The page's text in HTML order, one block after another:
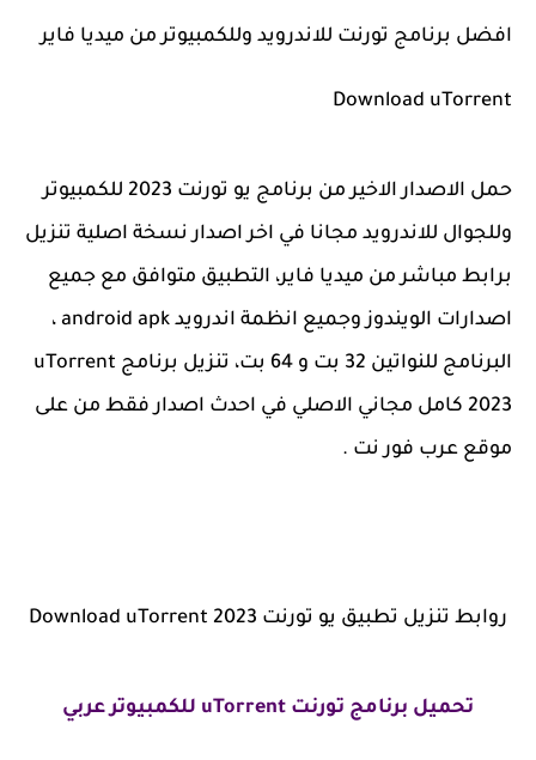
افضل برنامج تورنت للاندرويد وللكمبيوتر من ميديا فاير
Download uTorrent
حمل الاصدار الاخير من برنامج يو تورنت 2023 للكمبيوتر
وللجوال للاندرويد مجانا في اخر اصدار نسخة اصلية تنزيل
برابط مباشر من ميديا فاير، التطبيق متوافق مع جميع
اصدارات الويندوز وجميع انظمة اندرويد android apk ،
البرنامج للنواتين 32 بت و 64 بت، تنزيل برنامج uTorrent
2023 كامل مجاني الاصلي في احدث اصدار فقط من على
موقع عرب فور نت .
روابط تنزيل تطبيق يو تورنت Download uTorrent 2023
تحميل برنامج تورنت uTorrent للكمبيوتر عربي